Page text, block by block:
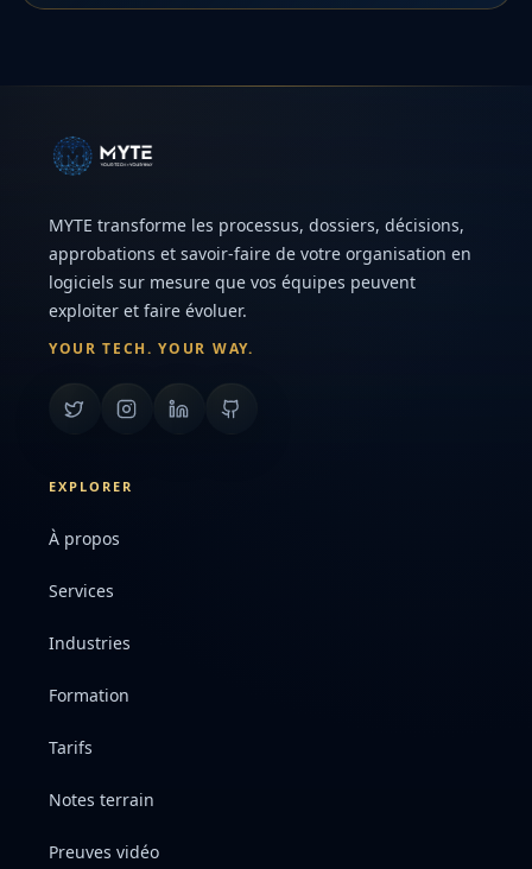
MYTE transforme les processus, dossiers, décisions,
approbations et savoir-faire de votre organisation en
logiciels sur mesure que vos équipes peuvent
exploiter et faire évoluer.
YOUR TECH. YOUR WAY.
EXPLORER
À propos
Services
Industries
Formation
Tarifs
Notes terrain
Preuves vidéo